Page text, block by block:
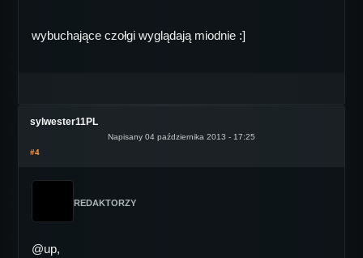
wybuchające czołgi wyglądają miodnie :]
sylwester11PL
Napisany 04 października 2013 - 17:25
#4
REDAKTORZY
@up,